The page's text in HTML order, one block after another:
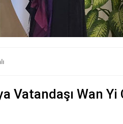
Vatandaşı Wan